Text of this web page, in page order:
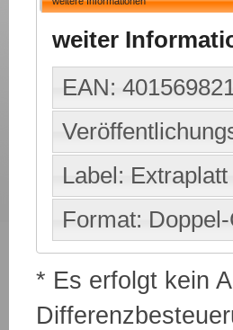
weiter
EAN:
Label: Extraplatt
Format:
* Es erfolgt kein